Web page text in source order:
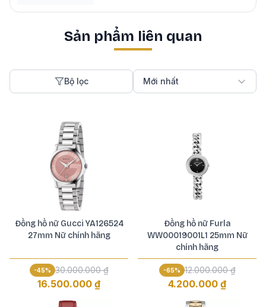
Sản phẩm liên quan
Bộ lọc Mới nhất
Đồng hồ nữ Gucci YA126524
27mm Nữ chính hãng
-45% 30.000.000 ₫
16.500.000 ₫
Đồng hồ nữ Furla
WW00019001L1 25mm Nữ
chính hãng
-65% 12.000.000 ₫
4.200.000 ₫